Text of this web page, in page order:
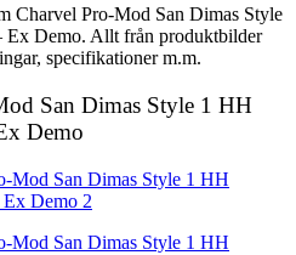
Charvel Pro-Mod San Dimas Style
Demo. Allt från produktbilder
specifikationer m.m.
San Dimas Style 1 HH
Demo